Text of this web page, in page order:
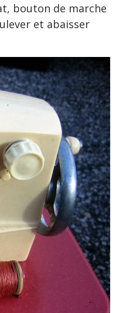
bouton de marche
et abaisser